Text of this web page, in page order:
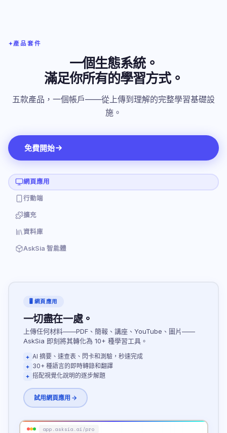
產品套件
一個生態系統。
滿足你所有的學習方式。
五款產品，一個帳戶——從上傳到理解的完整學習基礎設
施。
免費開始
網頁應用
行動端
擴充
資料庫
AskSia 智能體
🖥 網頁應用
一切盡在一處。
上傳任何材料——PDF、簡報、講座、YouTube、圖片——
AskSia 即刻將其轉化為 10+ 種學習工具。
AI 摘要、速查表、閃卡和測驗，秒速完成
30+ 種語言的即時轉錄和翻譯
搭配視覺化說明的逐步解題
試用網頁應用 →
app.asksia.ai/pro